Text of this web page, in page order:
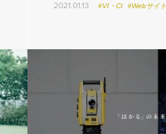
2021.01.13 #VI・CI #Webサイト